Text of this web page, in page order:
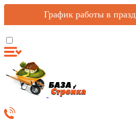
График работы в